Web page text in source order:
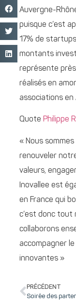
Auvergne-
puisque c’est
17% de
montants
représente
réalisés en
associations en
Quote Philippe
« Nous
renouveler
valeurs,
Inovallee est
en France qui
c’est donc tout
collaborons
accompagner
innovantes »
PRÉCÉDENT